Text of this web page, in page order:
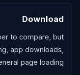
Download
to compare, but
app downloads,
page loading.